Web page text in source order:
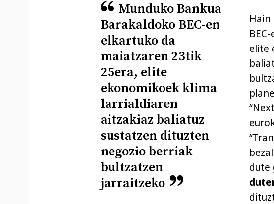
Munduko Bankua
Barakaldoko BEC-en
elkartuko da
maiatzaren 23tik
25era, elite
ekonomikoek klima
larrialdiaren
aitzakiaz baliatuz
sustatzen dituzten
negozio berriak
bultzatzen
jarraitzeko
Hain
elite
dute